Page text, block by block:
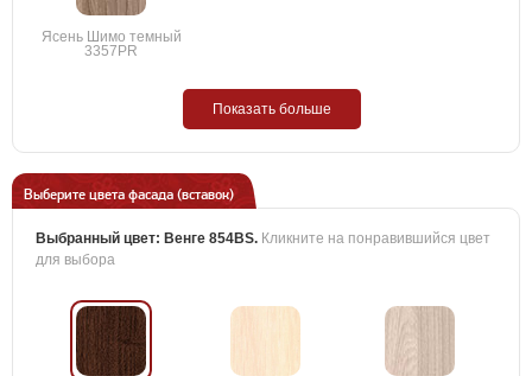
Ясень Шимо темный
3357PR
Показать больше
Выберите цвета фасада (вставок)
Выбранный цвет: Венге 854BS. Кликните на понравившийся цвет
для выбора